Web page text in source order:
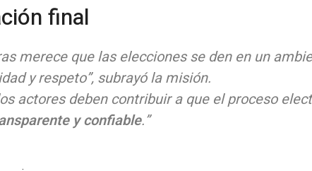
final
merece que las elecciones se den en un
y respeto”, subrayó la misión.
actores deben contribuir a que el proceso
y confiable.”